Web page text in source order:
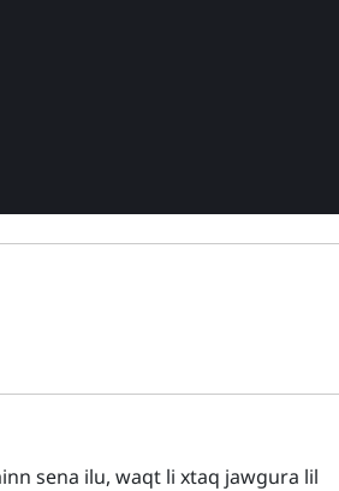
sena ilu, waqt li xtaq jawgura lil